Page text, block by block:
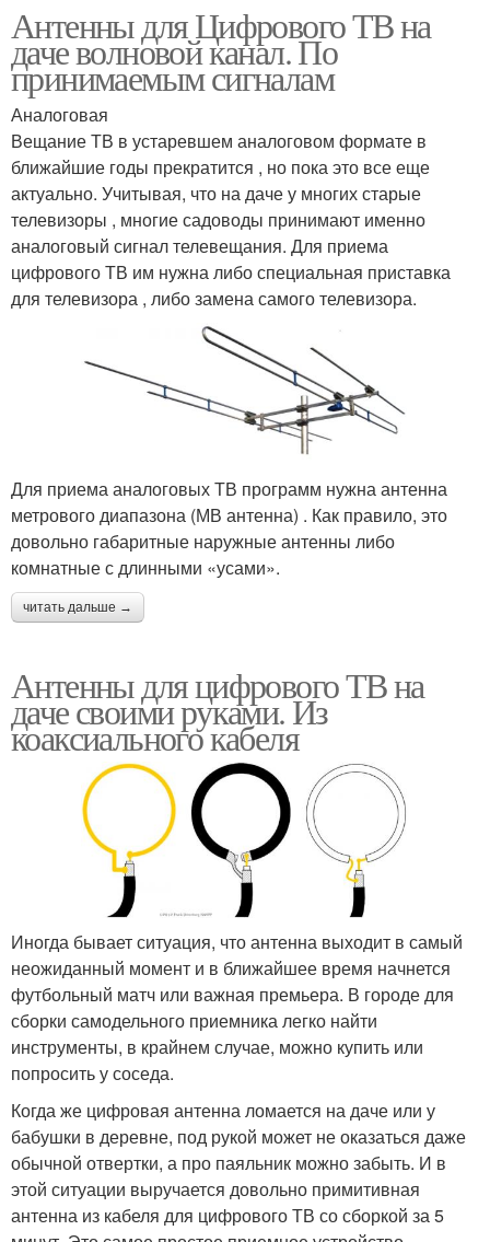
Антенны для Цифрового ТВ на
даче волновой канал. По
принимаемым сигналам
Аналоговая
Вещание ТВ в устаревшем аналоговом формате в
ближайшие годы прекратится , но пока это все еще
актуально. Учитывая, что на даче у многих старые
телевизоры , многие садоводы принимают именно
аналоговый сигнал телевещания. Для приема
цифрового ТВ им нужна либо специальная приставка
для телевизора , либо замена самого телевизора.
Для приема аналоговых ТВ программ нужна антенна
метрового диапазона (МВ антенна) . Как правило, это
довольно габаритные наружные антенны либо
комнатные с длинными «усами».
читать дальше →
Антенны для цифрового ТВ на
даче своими руками. Из
коаксиального кабеля
Иногда бывает ситуация, что антенна выходит в самый
неожиданный момент и в ближайшее время начнется
футбольный матч или важная премьера. В городе для
сборки самодельного приемника легко найти
инструменты, в крайнем случае, можно купить или
попросить у соседа.
Когда же цифровая антенна ломается на даче или у
бабушки в деревне, под рукой может не оказаться даже
обычной отвертки, а про паяльник можно забыть. И в
этой ситуации выручается довольно примитивная
антенна из кабеля для цифрового ТВ со сборкой за 5